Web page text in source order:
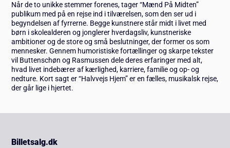
Når de to unikke stemmer forenes, tager “Mænd På Midten”
publikum med på en rejse ind i tilværelsen, som den ser ud i
begyndelsen af fyrrerne. Begge kunstnere står midt i livet med
børn i skolealderen og jonglerer hverdagsliv, kunstneriske
ambitioner og de store og små beslutninger, der former os som
mennesker. Gennem humoristiske fortællinger og skarpe tekster
vil Buttenschøn og Rasmussen dele deres erfaringer med alt,
hvad livet indebærer af kærlighed, karriere, familie og op- og
nedture. Kort sagt er “Halvvejs Hjem” er en fælles, musikalsk rejse,
der går lige i hjertet.
Billetsalg.dk